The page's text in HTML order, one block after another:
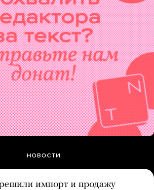
НОВОСТИ
импорт и продажу